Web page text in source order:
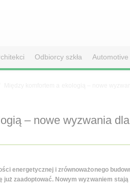
Odbiorcy szkła Automotive
– nowe wyzwania
energetycznej i zrównoważonego
już zaadoptować. Nowym wyzwaniem